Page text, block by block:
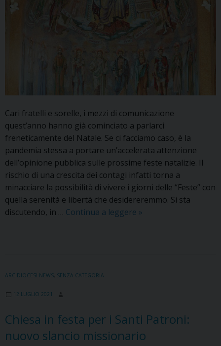
Cari fratelli e sorelle, i mezzi di comunicazione
quest’anno hanno già cominciato a parlarci
freneticamente del Natale. Se ci facciamo caso, è la
pandemia stessa a portare un’accelerata attenzione
dell’opinione pubblica sulle prossime feste natalizie. Il
rischio di una crescita dei contagi infatti torna a
minacciare la possibilità di vivere i giorni delle “Feste” con
quella serenità e libertà che desidereremmo. Si sta
discutendo, in … Continua a leggere Il
»
ARCIDIOCESI NEWS SENZA CATEGORIA
12 LUGLIO 2021
Chiesa in festa per i Santi Patroni:
nuovo slancio missionario